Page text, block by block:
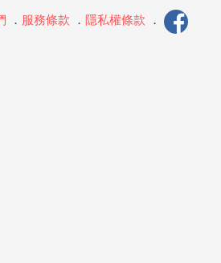
． 服務條款 ． 隱私權條款 ．